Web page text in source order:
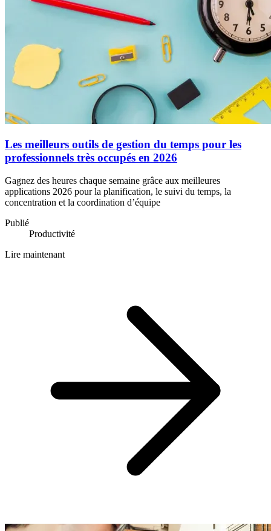
Les meilleurs outils de gestion du temps pour les
professionnels très occupés en 2026
Gagnez des heures chaque semaine grâce aux meilleures
applications 2026 pour la planification, le suivi du temps, la
concentration et la coordination d’équipe
Publié
Productivité
Lire maintenant